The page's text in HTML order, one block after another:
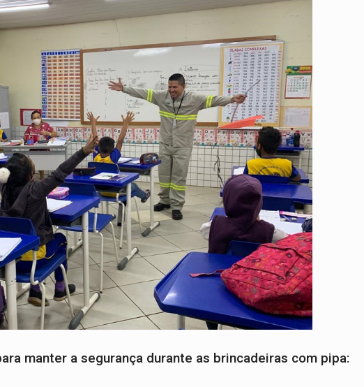
manter a segurança durante as brincadeiras com pipa: